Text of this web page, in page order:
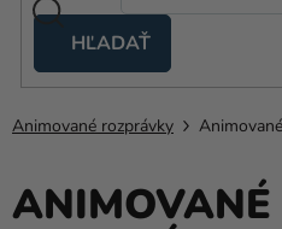
HĽADAŤ
stany
Kanekalon
Hélium
a
Animované rozprávky
ANIMOVANÉ